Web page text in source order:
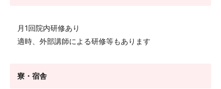
月1回院内研修あり
適時、外部講師による研修等もあります
寮・宿舎